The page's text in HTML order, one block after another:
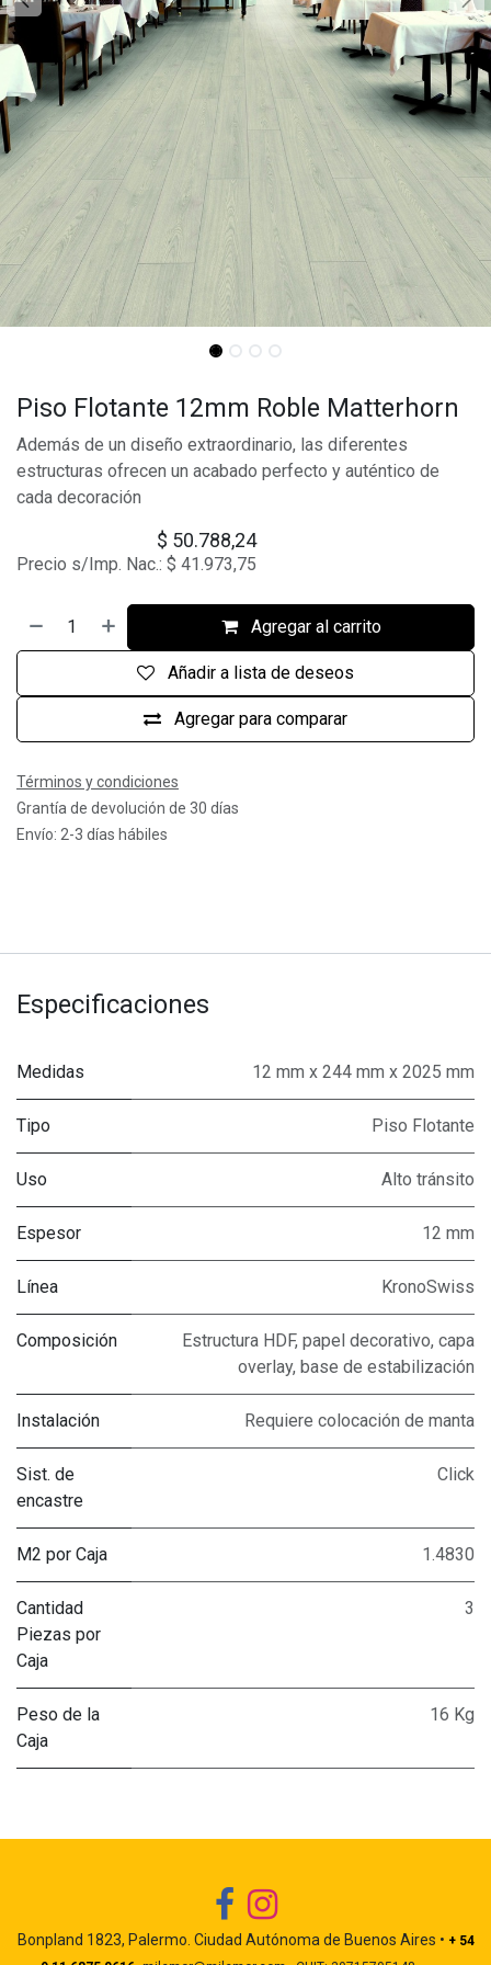
Piso Flotante 12mm Roble Matterhorn
Además de un diseño extraordinario, las diferentes
estructuras ofrecen un acabado perfecto y auténtico de
cada decoración
$ 50.788,24
Precio s/Imp. Nac.: $ 41.973,75
Agregar al carrito
Agregar para comparar
Añadir a lista de deseos
Términos y condiciones
Grantía de devolución de 30 días
Envío: 2-3 días hábiles
Especificaciones
Medidas 12 mm x 244 mm x 2025 mm
Tipo Piso Flotante
Uso Alto tránsito
Espesor 12 mm
Línea KronoSwiss
Composición
Estructura HDF, papel decorativo, capa
overlay, base de estabilización
Instalación Requiere colocación de manta
Sist. de
encastre
Click
M2 por Caja 1.4830
Cantidad
Piezas por
Caja
3
Peso de la
Caja
16 Kg
Bonpland 1823, Palermo. Ciudad Autónoma de Buenos Aires • + 54